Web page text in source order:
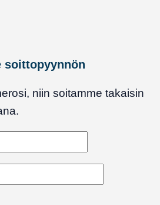
soittopyynnön
niin soitamme takaisin